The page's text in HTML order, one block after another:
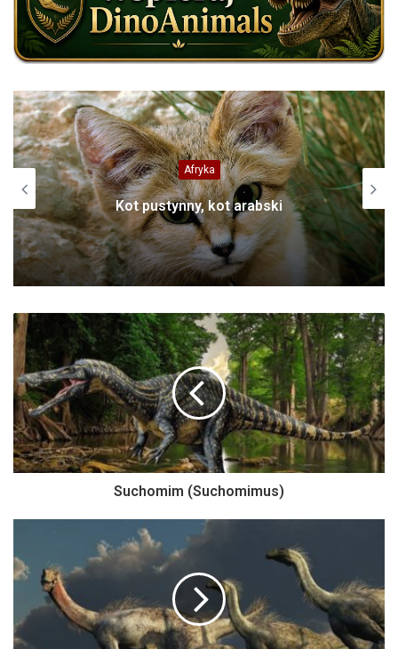
Afryka
Kot pustynny, kot arabski
Suchomim (Suchomimus)